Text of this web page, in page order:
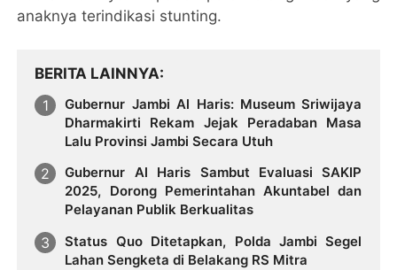
anaknya terindikasi stunting.
BERITA LAINNYA
Gubernur Jambi Al Haris: Museum Sriwijaya
Dharmakirti Rekam Jejak Peradaban Masa
Lalu Provinsi Jambi Secara Utuh
Gubernur Al Haris Sambut Evaluasi SAKIP
2025, Dorong Pemerintahan Akuntabel dan
Pelayanan Publik Berkualitas
Status Quo Ditetapkan, Polda Jambi Segel
Lahan Sengketa di Belakang RS Mitra